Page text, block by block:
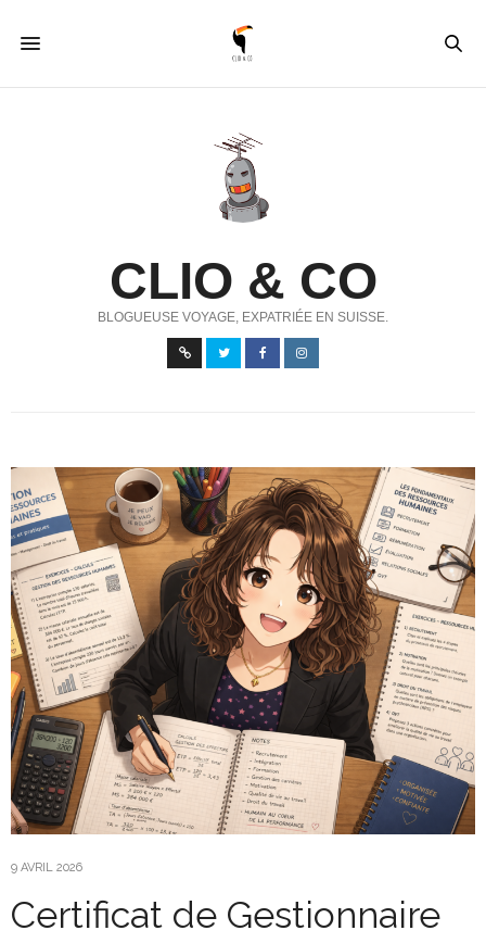
CLIO & CO
BLOGUEUSE VOYAGE, EXPATRIÉE EN SUISSE.
9 AVRIL 2026
Certificat de Gestionnaire